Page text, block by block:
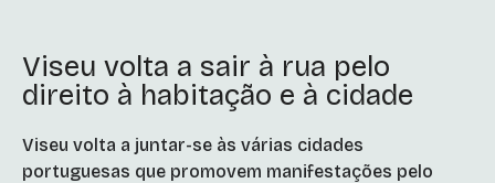
Viseu volta a sair à rua pelo
direito à habitação e à cidade
Viseu volta a juntar-se às várias cidades
portuguesas que promovem manifestações pelo